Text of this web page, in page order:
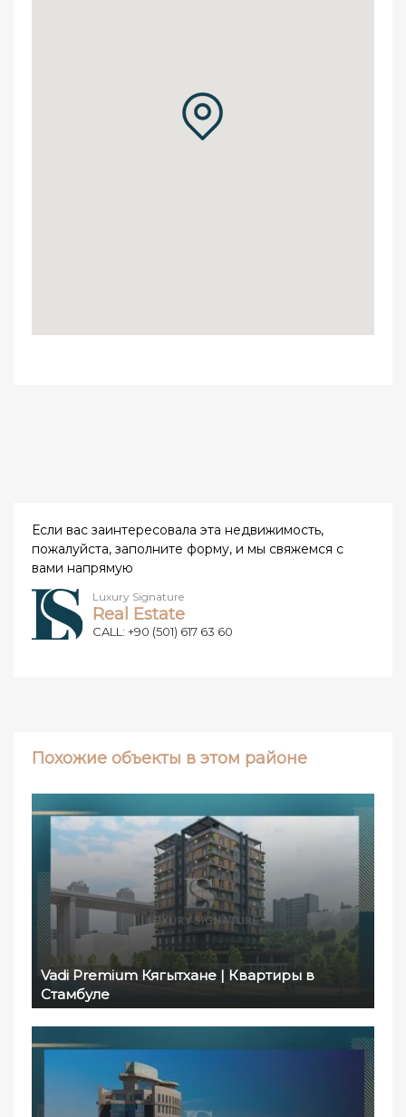
Если вас заинтересовала эта недвижимость,
пожалуйста, заполните форму, и мы свяжемся с
вами напрямую
Luxury Signature
Real Estate
CALL: +90 (501) 617 63 60
Похожие объекты в этом районе
Vadi Premium Кягытхане | Квартиры в
Стамбуле